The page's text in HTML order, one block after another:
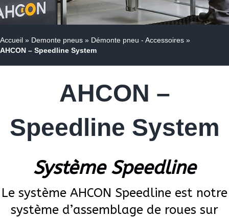
Accueil » Demonte pneus » Démonte pneu - Accessoires »
AHCON – Speedline System
AHCON –
Speedline System
Système Speedline
Le système AHCON Speedline est notre
système d’assemblage de roues sur